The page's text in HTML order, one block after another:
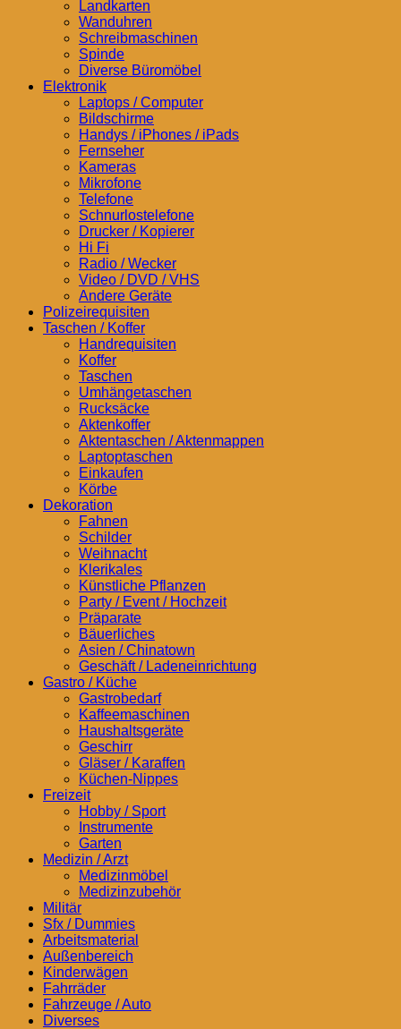
Landkarten
Wanduhren
Schreibmaschinen
Spinde
Diverse Büromöbel
Elektronik
Laptops / Computer
Bildschirme
Handys / iPhones / iPads
Fernseher
Kameras
Mikrofone
Telefone
Schnurlostelefone
Drucker / Kopierer
Hi Fi
Radio / Wecker
Video / DVD / VHS
Andere Geräte
Polizeirequisiten
Taschen / Koffer
Handrequisiten
Koffer
Taschen
Umhängetaschen
Rucksäcke
Aktenkoffer
Aktentaschen / Aktenmappen
Laptoptaschen
Einkaufen
Körbe
Dekoration
Fahnen
Schilder
Weihnacht
Klerikales
Künstliche Pflanzen
Party / Event / Hochzeit
Präparate
Bäuerliches
Asien / Chinatown
Geschäft / Ladeneinrichtung
Gastro / Küche
Gastrobedarf
Kaffeemaschinen
Haushaltsgeräte
Geschirr
Gläser / Karaffen
Küchen-Nippes
Freizeit
Hobby / Sport
Instrumente
Garten
Medizin / Arzt
Medizinmöbel
Medizinzubehör
Militär
Sfx / Dummies
Arbeitsmaterial
Außenbereich
Kinderwägen
Fahrräder
Fahrzeuge / Auto
Diverses